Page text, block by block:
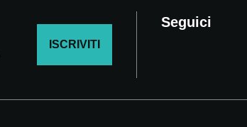
ISCRIVITI
Seguici